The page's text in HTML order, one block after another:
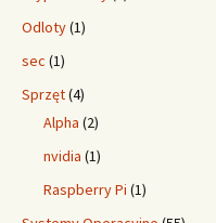
Odloty(1)
sec (1)
Sprzęt(4)
Alpha (2)
nvidia (1)
Raspberry Pi (1)